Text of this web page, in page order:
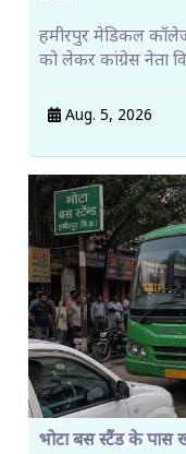
हमीरपुर मेडिकल
को लेकर कांग्रेस नेता
Aug. 5, 2026
भोटा बस स्टैंड के पास